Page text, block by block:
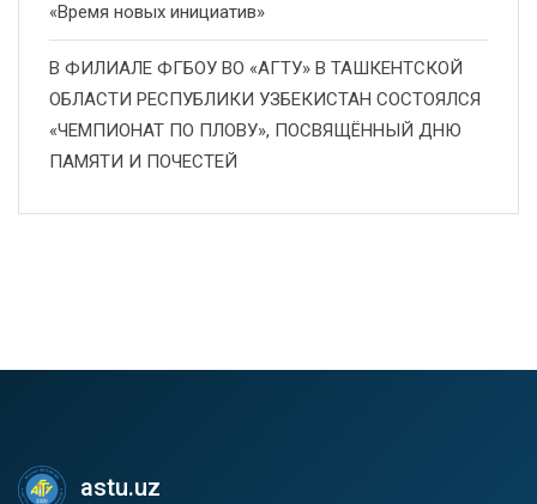
«Время новых инициатив»
В ФИЛИАЛЕ ФГБОУ ВО «АГТУ» В ТАШКЕНТСКОЙ
ОБЛАСТИ РЕСПУБЛИКИ УЗБЕКИСТАН СОСТОЯЛСЯ
«ЧЕМПИОНАТ ПО ПЛОВУ», ПОСВЯЩЁННЫЙ ДНЮ
ПАМЯТИ И ПОЧЕСТЕЙ
astu.uz